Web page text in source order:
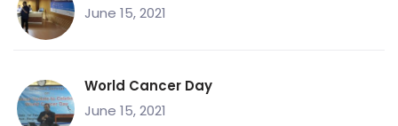
June 15, 2021
World Cancer Day
June 15, 2021